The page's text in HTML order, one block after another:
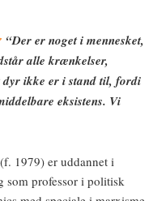
“Der er noget i mennesket,
alle krænkelser,
dyr ikke er i stand til, fordi
eksistens. Vi
1979) er uddannet i
som professor i politisk